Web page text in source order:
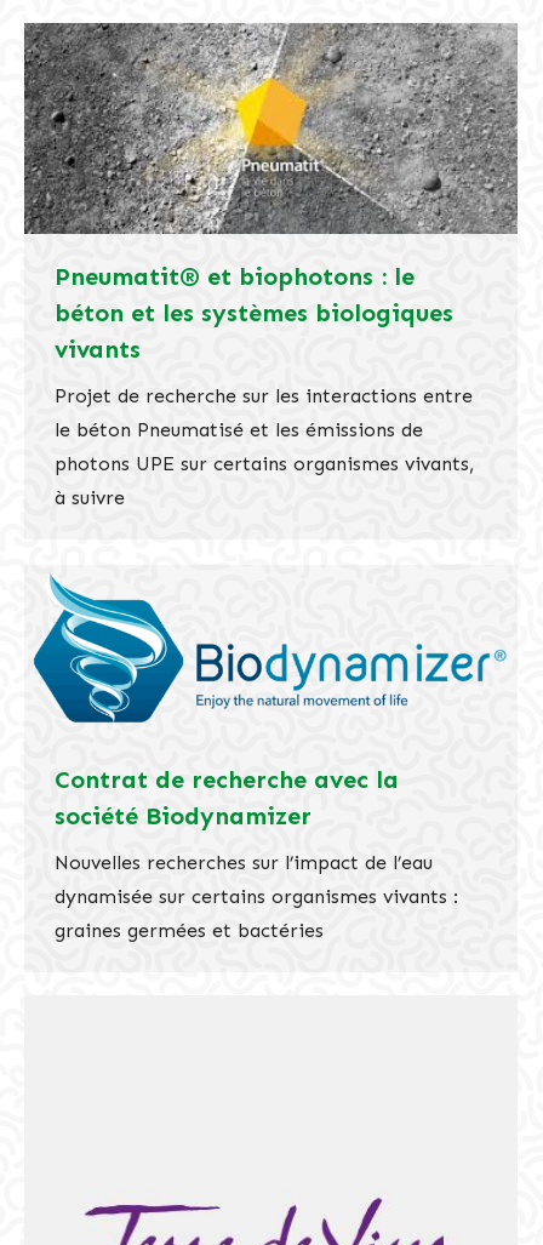
Pneumatit® et biophotons : le
béton et les systèmes biologiques
vivants
Projet de recherche sur les interactions entre
le béton Pneumatisé et les émissions de
photons UPE sur certains organismes vivants,
à suivre
Contrat de recherche avec la
société Biodynamizer
Nouvelles recherches sur l’impact de l’eau
dynamisée sur certains organismes vivants :
graines germées et bactéries